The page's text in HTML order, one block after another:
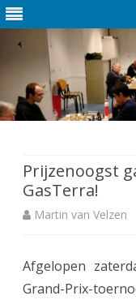
Prijzenoogst
GasTerra!
Martin van Velzen
Afgelopen
Grand-Prix-